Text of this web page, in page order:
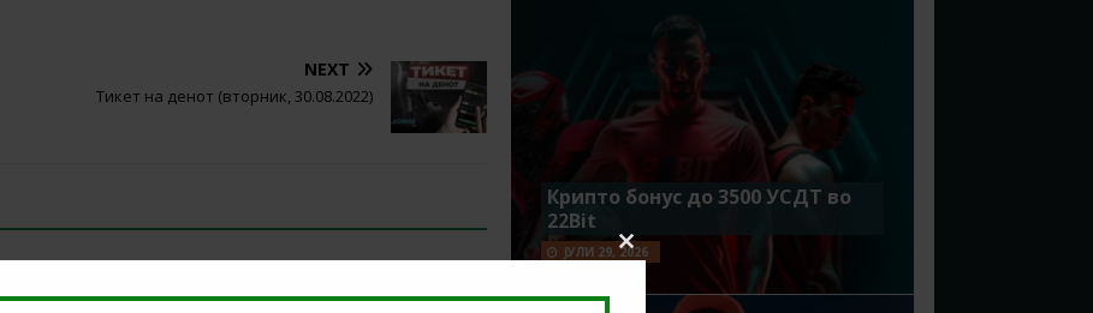
NEXT
Тикет на денот (вторник, 30.08.2022)
Крипто бонус до 3500 УСДТ во
22Bit
ЈУЛИ 29, 2026
Close
module